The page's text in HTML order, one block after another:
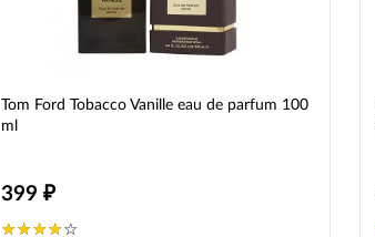
Tom Ford Tobacco Vanille eau de parfum 100
ml
399